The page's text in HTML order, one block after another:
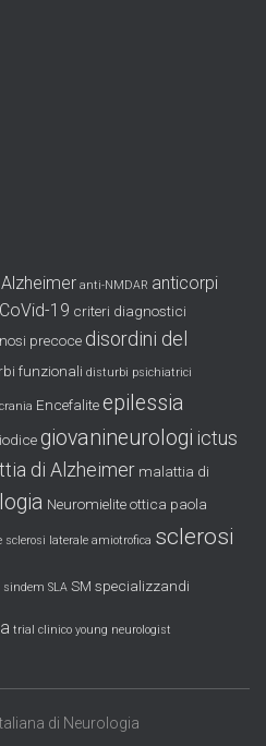
Alzheimer anti-NMDAR anticorpi
CoVid-19 criteri diagnostici
precoce disordini del
funzionali disturbi psichiatrici
Encefaliteepilessia
giovanineurologi ictus
di Alzheimer malattia di
Neuromielite ottica paola
sclerosi laterale amiotrofica sclerosi
sindem SLA SM specializzandi
trial clinico young neurologist
di Neurologia